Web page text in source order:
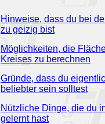
Hinweise, dass du bei
zu geizig bist
Möglichkeiten, die
Kreises zu berechnen
Gründe, dass du
beliebter sein solltest
Nützliche Dinge, die du
gelernt hast